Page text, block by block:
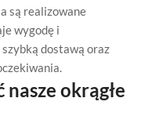
są realizowane
wygodę i
dostawą oraz
okrągłe